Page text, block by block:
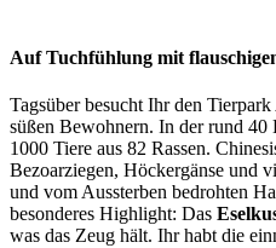
Auf Tuchfühlung mit
Tagsüber besucht Ihr den Tierpark
süßen Bewohnern. In der rund
1000 Tiere aus 82 Rassen.
Bezoarziegen, Höckergänse und
und vom Aussterben bedrohten
besonderes Highlight: Das
was das Zeug hält. Ihr habt die